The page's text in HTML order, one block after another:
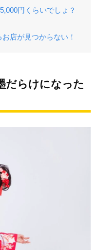
円くらいでしょ？
店が見つからない！
だらけになった